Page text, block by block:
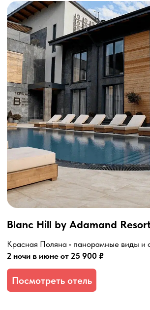
Country Hills Resort
Красная Поляна • отдых среди гор и леса
2 ночи в июне от 17 800 ₽
Посмотреть отель
Courtyard by Marriott
Красная Поляна • комфортный отдых рядом с курортом
2 ночи в июне от 16 800 ₽
Посмотреть отель